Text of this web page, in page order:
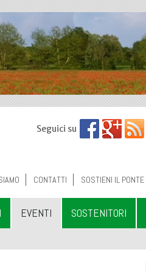
Seguici su
CONTATTI SOSTIENI IL PONTE
EVENTI SOSTENITORI